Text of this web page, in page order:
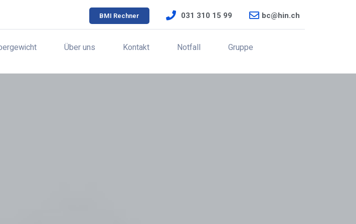
BMI Rechner 031 310 15 99 bc@hin.ch
Über uns Kontakt Notfall Gruppe